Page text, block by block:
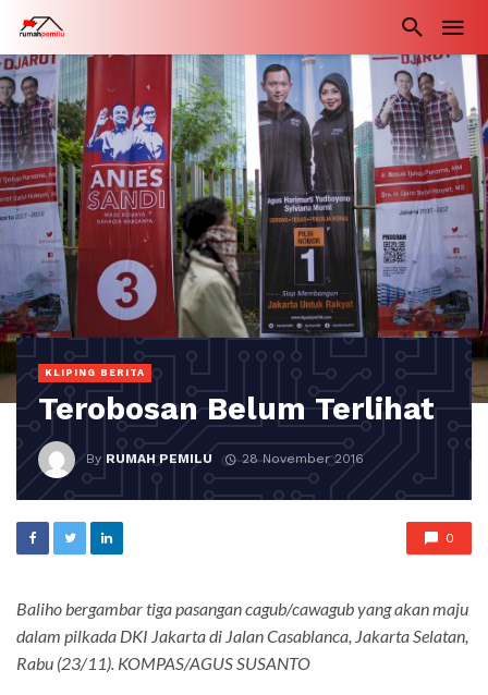
KLIPING BERITA
Terobosan Belum Terlihat
By RUMAH PEMILU 28 November 2016
0
Baliho bergambar tiga pasangan cagub/cawagub yang akan maju
dalam pilkada DKI Jakarta di Jalan Casablanca, Jakarta Selatan,
Rabu (23/11). KOMPAS/AGUS SUSANTO